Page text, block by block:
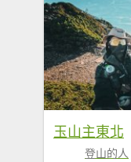
玉山主東北
登山的人